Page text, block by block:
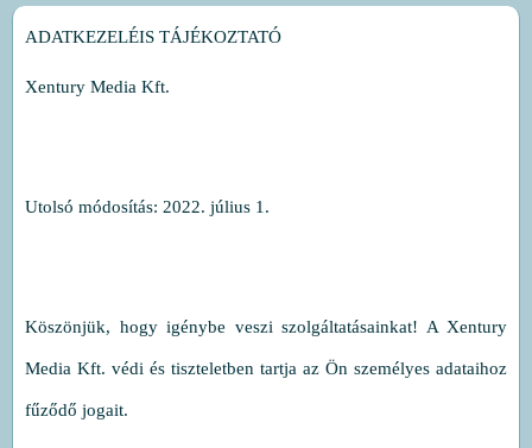
ADATKEZELÉIS TÁJÉKOZTATÓ
Xentury Media Kft.
Utolsó módosítás: 2022. július 1.
Köszönjük, hogy igénybe veszi szolgáltatásainkat! A Xentury
Media Kft. védi és tiszteletben tartja az Ön személyes adataihoz
fűződő jogait.